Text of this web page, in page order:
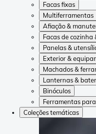
Facas fixas
Multiferramentas
Afiação &
Facas de cozinha
Panelas &
Exterior &
Machados &
Lanternas &
Binóculos
Ferramentas
Coleções temáticas